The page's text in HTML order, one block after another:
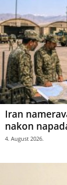
Iran
nakon
4. August 2026.